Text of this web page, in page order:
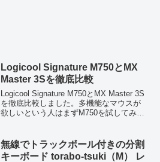
Logicool Signature M750とMX
Master 3Sを徹底比較
Logicool Signature M750とMX Master 3S
を徹底比較しました。多機能なマウスが
欲しいという人はまずM750を試してみ
無線でトラックボール付きの分割
キーボード torabo-tsuki（M） レ